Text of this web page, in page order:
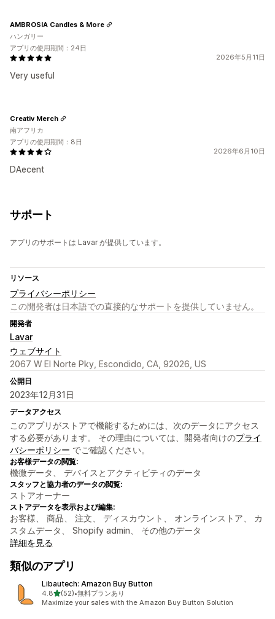
2026年5月11日
Very useful
AMBROSIA Candles & More
ハンガリー
アプリの使用期間：24日
2026年6月10日
DAecent
Creativ Merch
南アフリカ
アプリの使用期間：8日
サポート
アプリのサポートは Lavar が提供しています。
リソース
プライバシーポリシー
この開発者は日本語での直接的なサポートを提供していません。
開発者
Lavar
ウェブサイト
2067 W El Norte Pky, Escondido, CA, 92026, US
公開日
2023年12月31日
データアクセス
このアプリがストアで機能するためには、次のデータにアクセス
する必要があります。 その理由については、開発者向けのプライ
バシーポリシー でご確認ください。
お客様データの閲覧:
機微データ、 デバイスとアクティビティのデータ
スタッフと協力者のデータの閲覧:
ストアオーナー
ストアデータを表示および編集:
お客様、 商品、 注文、 ディスカウント、 オンラインストア、 カ
スタムデータ、 Shopify admin、 その他のデータ
詳細を見る
類似のアプリ
Libautech: Amazon Buy Button
4.85つ星中
(52)
合計レビュー数：52件
•無料プランあり
Maximize your sales with the Amazon Buy Button Solution